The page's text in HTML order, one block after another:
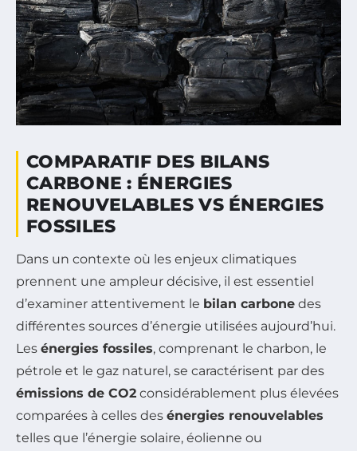
COMPARATIF DES BILANS
CARBONE : ÉNERGIES
RENOUVELABLES VS ÉNERGIES
FOSSILES
Dans un contexte où les enjeux climatiques
prennent une ampleur décisive, il est essentiel
d’examiner attentivement le bilan carbone des
différentes sources d’énergie utilisées aujourd’hui.
Les énergies fossiles, comprenant le charbon, le
pétrole et le gaz naturel, se caractérisent par des
émissions de CO2 considérablement plus élevées
comparées à celles des énergies renouvelables
telles que l’énergie solaire, éolienne ou